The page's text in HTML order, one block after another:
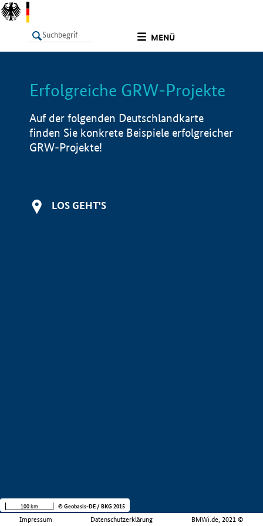
MENÜ
LISTE Info
Erfolgreiche GRW-Projekte
Auf der folgenden Deutschlandkarte
finden Sie konkrete Beispiele erfolgreicher
GRW-Projekte!
LOS GEHT'S
Impressum Datenschutzerklärung BMWi.de, 2021 ©
100 km © Geobasis-DE / BKG 2015